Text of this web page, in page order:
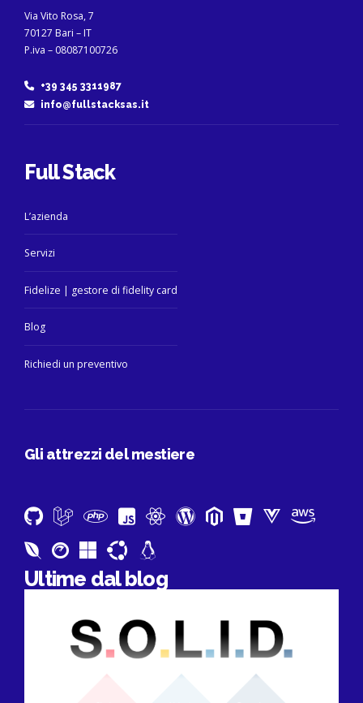
Via Vito Rosa, 7
70127 Bari – IT
P.iva – 08087100726
+39 345 3311987
info@fullstacksas.it
Full Stack
L’azienda
Servizi
Fidelize | gestore di fidelity card
Blog
Richiedi un preventivo
Gli attrezzi del mestiere
Ultime dal blog